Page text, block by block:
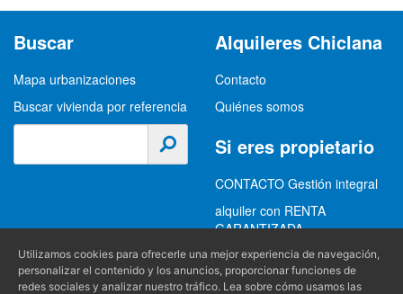
Buscar
Mapa urbanizaciones
Buscar vivienda por referencia
Alquileres Chiclana
Contacto
Quiénes somos
Si eres propietario
CONTACTO Gestión integral
alquiler con RENTA
GARANTIZADA
GESTION INTEGRAL
ALQUILER
Utilizamos cookies para ofrecerle una mejor experiencia de navegación,
personalizar el contenido y los anuncios, proporcionar funciones de
redes sociales y analizar nuestro tráfico. Lea sobre cómo usamos las